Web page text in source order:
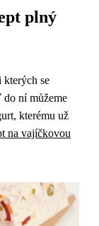
plný
kterých se
ní můžeme
kterému už
na vajíčkovou